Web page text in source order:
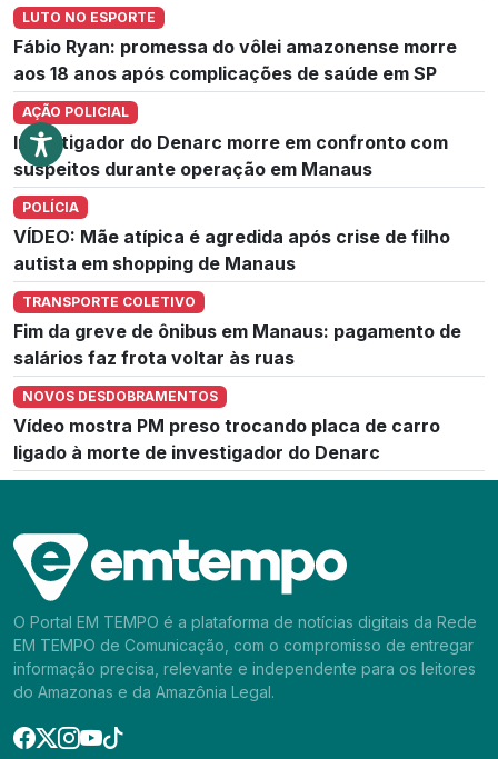
LUTO NO ESPORTE
Fábio Ryan: promessa do vôlei amazonense morre
aos 18 anos após complicações de saúde em SP
AÇÃO POLICIAL
Investigador do Denarc morre em confronto com
suspeitos durante operação em Manaus
POLÍCIA
VÍDEO: Mãe atípica é agredida após crise de filho
autista em shopping de Manaus
TRANSPORTE COLETIVO
Fim da greve de ônibus em Manaus: pagamento de
salários faz frota voltar às ruas
NOVOS DESDOBRAMENTOS
Vídeo mostra PM preso trocando placa de carro
ligado à morte de investigador do Denarc
O Portal EM TEMPO é a plataforma de notícias digitais da Rede
EM TEMPO de Comunicação, com o compromisso de entregar
informação precisa, relevante e independente para os leitores
do Amazonas e da Amazônia Legal.